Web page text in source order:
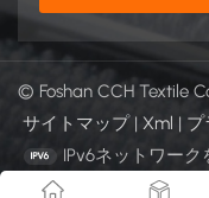
© Foshan CCH Textile
サイトマップ | Xml | プ
IPv6ネットワーク